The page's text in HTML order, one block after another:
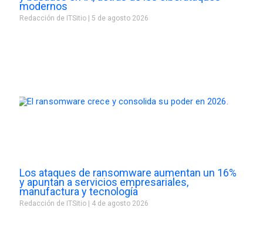
modernos
Redacción de ITSitio 5 de agosto 2026
Los ataques de ransomware aumentan un 16%
y apuntan a servicios empresariales,
manufactura y tecnología
Redacción de ITSitio 4 de agosto 2026